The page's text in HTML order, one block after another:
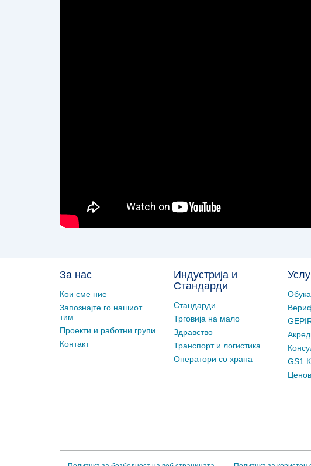
За нас
Кои сме ние
Запознајте го нашиот
тим
Проекти и работни групи
Контакт
Индустрија и
Стандарди
Стандарди
Трговија на мало
Здравство
Транспорт и логистика
Оператори со храна
GS1